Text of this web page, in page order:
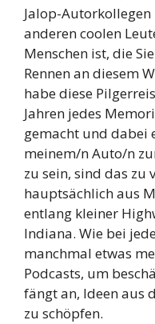
Jalop-
anderen coolen
Menschen ist, die
Rennen an diesem
habe diese
Jahren jedes
gemacht und dabei
meinem/n Auto/n
zu sein, sind das zu
hauptsächlich aus
entlang kleiner
Indiana. Wie bei
manchmal etwas
Podcasts, um
fängt an, Ideen aus
zu schöpfen.